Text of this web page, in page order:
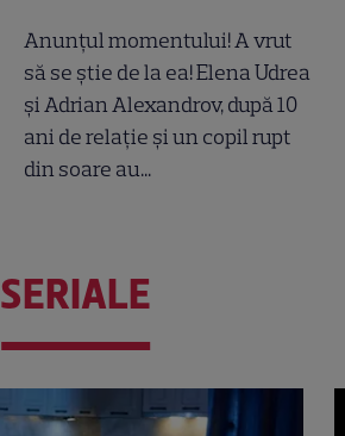
Anunțul momentului! A vrut
să se știe de la ea! Elena Udrea
și Adrian Alexandrov, după 10
ani de relație și un copil rupt
din soare au...
SERIALE